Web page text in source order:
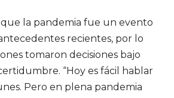
la pandemia fue un evento
recientes, por lo
tomaron decisiones bajo
“Hoy es fácil hablar
Pero en plena pandemia